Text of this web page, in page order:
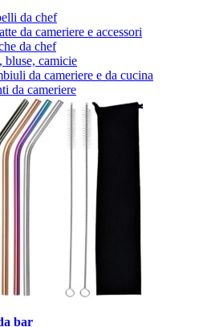
da chef
da cameriere e accessori
da chef
bluse, camicie
da cameriere e da cucina
da cameriere
bar